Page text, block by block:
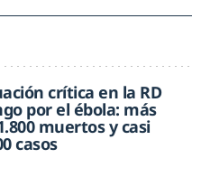
crítica en la RD
por el ébola: más
muertos y casi
casos